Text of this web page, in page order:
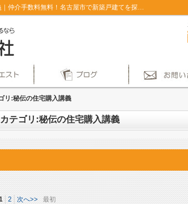
ブログ記事一覧ページ | カテゴリ:秘伝の住宅購入講義｜仲介手数料無料！名古屋市で新築戸建てを探すならAplace
リ:秘伝の住宅購入講義
テゴリ:秘伝の住宅購入講義
2 次へ>> 最初